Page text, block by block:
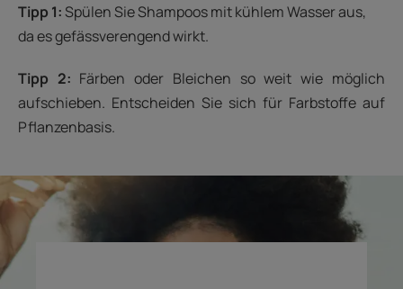
Tipp 1:Spülen Sie Shampoos mit kühlem Wasser aus,
da es gefässverengend wirkt.
Tipp 2: Färben oder Bleichen so weit wie möglich
aufschieben. Entscheiden Sie sich für Farbstoffe auf
Pflanzenbasis.